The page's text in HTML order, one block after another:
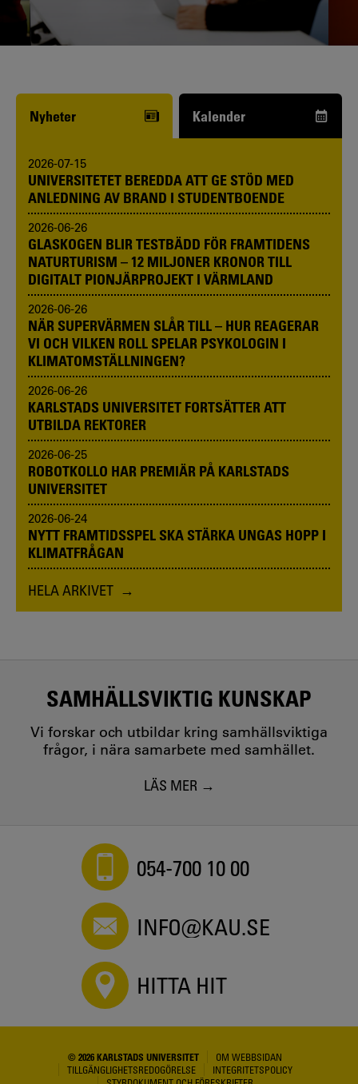
Funderar du på att börja studera? Våra
studie- och karriärvägledare kan hjälpa
Nyheter Kalender
2026-07-15
UNIVERSITETET BEREDDA ATT GE STÖD MED
ANLEDNING AV BRAND I STUDENTBOENDE
2026-06-26
GLASKOGEN BLIR TESTBÄDD FÖR FRAMTIDENS
NATURTURISM – 12 MILJONER KRONOR TILL
DIGITALT PIONJÄRPROJEKT I VÄRMLAND
2026-06-26
NÄR SUPERVÄRMEN SLÅR TILL – HUR REAGERAR
VI OCH VILKEN ROLL SPELAR PSYKOLOGIN I
KLIMATOMSTÄLLNINGEN?
2026-06-26
KARLSTADS UNIVERSITET FORTSÄTTER ATT
UTBILDA REKTORER
2026-06-25
ROBOTKOLLO HAR PREMIÄR PÅ KARLSTADS
UNIVERSITET
2026-06-24
NYTT FRAMTIDSSPEL SKA STÄRKA UNGAS HOPP I
KLIMATFRÅGAN
HELA ARKIVET
SAMHÄLLSVIKTIG KUNSKAP
Vi forskar och utbildar kring samhällsviktiga
frågor, i nära samarbete med samhället.
LÄS MER
054-700 10 00
INFO@KAU.SE
HITTA HIT
© 2026 KARLSTADS UNIVERSITET
OM WEBBSIDAN
TILLGÄNGLIGHETSREDOGÖRELSE
INTEGRITETSPOLICY